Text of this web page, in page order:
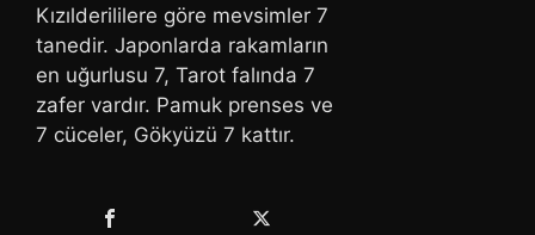
Kızılderililere göre mevsimler 7
tanedir. Japonlarda rakamların
en uğurlusu 7, Tarot falında 7
zafer vardır. Pamuk prenses ve
7 cüceler, Gökyüzü 7 kattır.